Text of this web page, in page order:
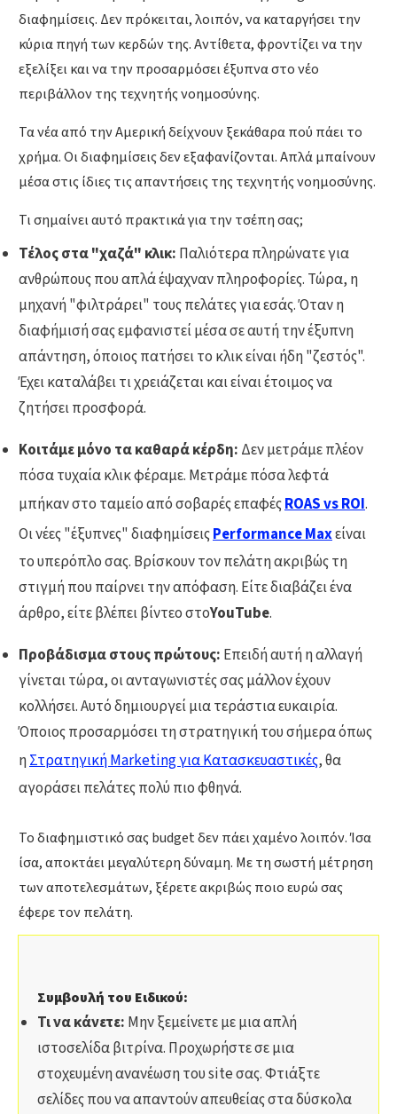
διαφημίσεις. Δεν πρόκειται, λοιπόν, να καταργήσει την
κύρια πηγή των κερδών της. Αντίθετα, φροντίζει να την
εξελίξει και να την προσαρμόσει έξυπνα στο νέο
περιβάλλον της τεχνητής νοημοσύνης.
Τα νέα από την Αμερική δείχνουν ξεκάθαρα πού πάει το
χρήμα. Οι διαφημίσεις δεν εξαφανίζονται. Απλά μπαίνουν
μέσα στις ίδιες τις απαντήσεις της τεχνητής νοημοσύνης.
Τι σημαίνει αυτό πρακτικά για την τσέπη σας;
Τέλος στα "χαζά" κλικ: Παλιότερα πληρώνατε για
ανθρώπους που απλά έψαχναν πληροφορίες. Τώρα, η
μηχανή "φιλτράρει" τους πελάτες για εσάς. Όταν η
διαφήμισή σας εμφανιστεί μέσα σε αυτή την έξυπνη
απάντηση, όποιος πατήσει το κλικ είναι ήδη "ζεστός".
Έχει καταλάβει τι χρειάζεται και είναι έτοιμος να
ζητήσει προσφορά.
Κοιτάμε μόνο τα καθαρά κέρδη: Δεν μετράμε πλέον
πόσα τυχαία κλικ φέραμε. Μετράμε πόσα λεφτά
μπήκαν στο ταμείο από σοβαρές επαφέςROAS vs ROI.
Οι νέες "έξυπνες" διαφημίσειςPerformance Maxείναι
το υπερόπλο σας. Βρίσκουν τον πελάτη ακριβώς τη
στιγμή που παίρνει την απόφαση. Είτε διαβάζει ένα
άρθρο, είτε βλέπει βίντεο στοYouTube.
Προβάδισμα στους πρώτους: Επειδή αυτή η αλλαγή
γίνεται τώρα, οι ανταγωνιστές σας μάλλον έχουν
κολλήσει. Αυτό δημιουργεί μια τεράστια ευκαιρία.
Όποιος προσαρμόσει τη στρατηγική του σήμερα όπως
ηΣτρατηγική Marketing για Κατασκευαστικές, θα
αγοράσει πελάτες πολύ πιο φθηνά.
Το διαφημιστικό σας budget δεν πάει χαμένο λοιπόν. Ίσα
ίσα, αποκτάει μεγαλύτερη δύναμη. Με τη σωστή μέτρηση
των αποτελεσμάτων, ξέρετε ακριβώς ποιο ευρώ σας
έφερε τον πελάτη.
Συμβουλή του Ειδικού:
Τι να κάνετε: Μην ξεμείνετε με μια απλή
ιστοσελίδα βιτρίνα. Προχωρήστε σε μια
στοχευμένη ανανέωση του site σας. Φτιάξτε
σελίδες που να απαντούν απευθείας στα δύσκολα